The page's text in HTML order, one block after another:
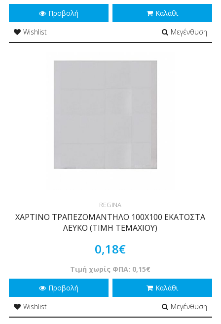
Προβολή
Καλάθι
Wishlist
Μεγένθυση
REGINA
ΧΑΡΤΙΝΟ ΤΡΑΠΕΖΟΜΑΝΤΗΛΟ 100Χ100 ΕΚΑΤΟΣΤΑ
ΛΕΥΚΟ (ΤΙΜΗ ΤΕΜΑΧΙΟΥ)
0,18€
Τιμή χωρίς ΦΠΑ: 0,15€
Προβολή
Καλάθι
Wishlist
Μεγένθυση